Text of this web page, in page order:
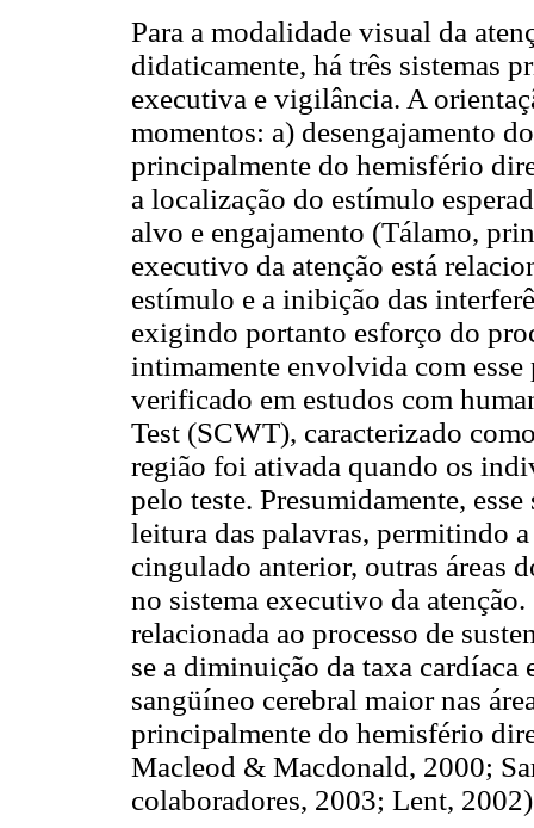
Para a modalidade visual da
didaticamente, há três sistemas
executiva e vigilância. A
momentos: a) desengajamento
principalmente do hemisfério
a localização do estímulo
alvo e engajamento (Tálamo,
executivo da atenção está
estímulo e a inibição das
exigindo portanto esforço do
intimamente envolvida com
verificado em estudos com
Test (SCWT), caracterizado
região foi ativada quando os
pelo teste. Presumidamente,
leitura das palavras, permitindo
cingulado anterior, outras áreas
no sistema executivo da
relacionada ao processo de
se a diminuição da taxa
sangüíneo cerebral maior nas
principalmente do hemisfério
Macleod & Macdonald, 2000;
colaboradores, 2003; Lent,